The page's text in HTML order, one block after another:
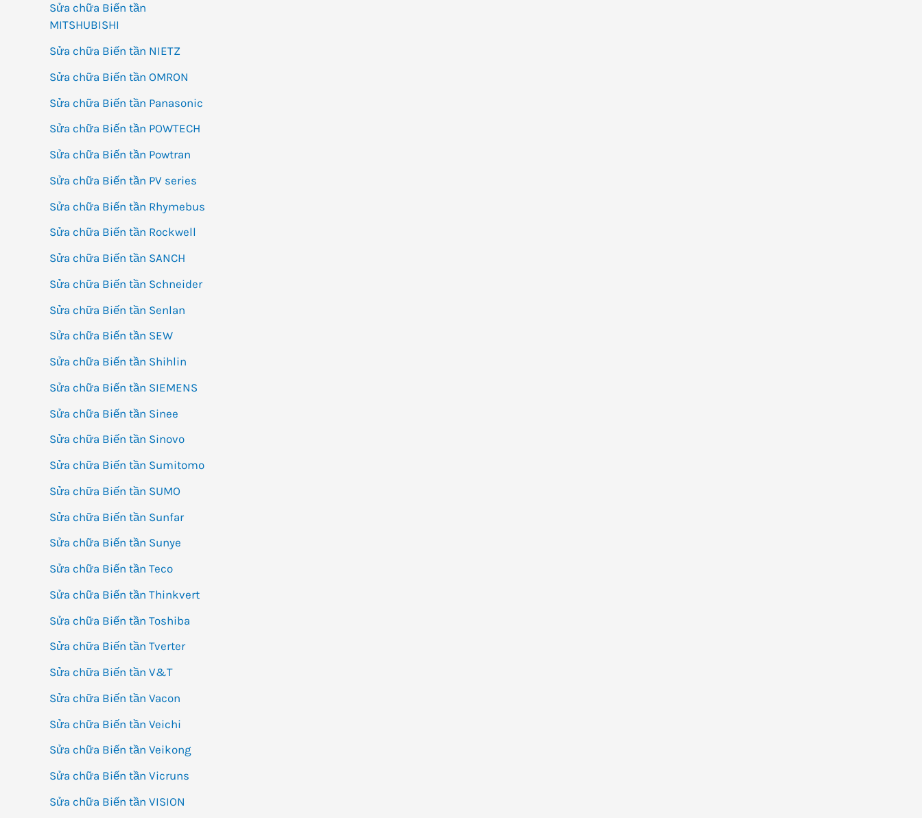
Sửa chữa Biến tần
MITSHUBISHI
Sửa chữa Biến tần NIETZ
Sửa chữa Biến tần OMRON
Sửa chữa Biến tần Panasonic
Sửa chữa Biến tần POWTECH
Sửa chữa Biến tần Powtran
Sửa chữa Biến tần PV series
Sửa chữa Biến tần Rhymebus
Sửa chữa Biến tần Rockwell
Sửa chữa Biến tần SANCH
Sửa chữa Biến tần Schneider
Sửa chữa Biến tần Senlan
Sửa chữa Biến tần SEW
Sửa chữa Biến tần Shihlin
Sửa chữa Biến tần SIEMENS
Sửa chữa Biến tần Sinee
Sửa chữa Biến tần Sinovo
Sửa chữa Biến tần Sumitomo
Sửa chữa Biến tần SUMO
Sửa chữa Biến tần Sunfar
Sửa chữa Biến tần Sunye
Sửa chữa Biến tần Teco
Sửa chữa Biến tần Thinkvert
Sửa chữa Biến tần Toshiba
Sửa chữa Biến tần Tverter
Sửa chữa Biến tần V&T
Sửa chữa Biến tần Vacon
Sửa chữa Biến tần Veichi
Sửa chữa Biến tần Veikong
Sửa chữa Biến tần Vicruns
Sửa chữa Biến tần VISION